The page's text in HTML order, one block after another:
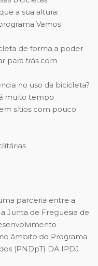
a sua altura:
Vamos
de forma a poder
para trás com
no uso da bicicleta?
muito tempo
sítios com pouco
parceria entre a
Junta de Freguesia de
âmbito do Programa
(PNDpT) DA IPDJ.